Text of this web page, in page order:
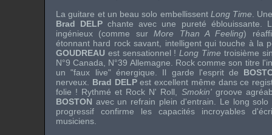
La guitare et un beau solo embellissent Long Time .
Brad DELP chante avec une pureté éblouissante.
ingénieux (comme surMore Than A Feeling)
étonnant hard rock savant, intelligent qui touche à la
GOUDREAU est sensationnel !Long Time troisième
N°9 Canada, N°39 Allemagne. Rock comme son titre
un "faux live" énergique. Il garde l'esprit de
nerveux. Brad DELPest excellent même dans ce
folie ! Rythmé et Rock N' Roll, Smokin'groove
BOSTON avec un refrain plein d'entrain. Le long
progressif confirme les capacités incroyables
musiciens.